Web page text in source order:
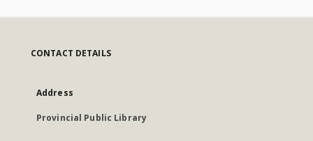
CONTACT DETAILS
Address
Provincial Public Library